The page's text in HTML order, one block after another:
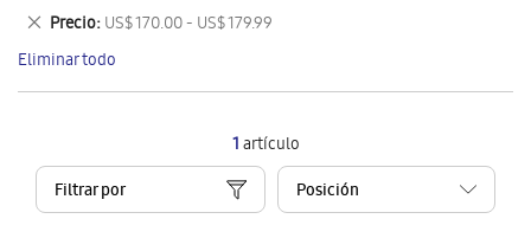
1artículo
Filtrar por
este
artículo
Precio US$ 170.00 - US$ 179.99
Eliminar
este
artículo
Eliminar todo